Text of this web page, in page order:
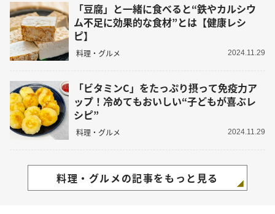
「豆腐」と一緒に食べると“鉄やカルシウ
ム不足に効果的な食材”とは【健康レシ
ピ】
料理・グルメ 2024.11.29
「ビタミンC」をたっぷり摂って免疫力ア
ップ！冷めてもおいしい“子どもが喜ぶレ
シピ”
料理・グルメ 2024.11.29
料理・グルメの記事をもっと見る